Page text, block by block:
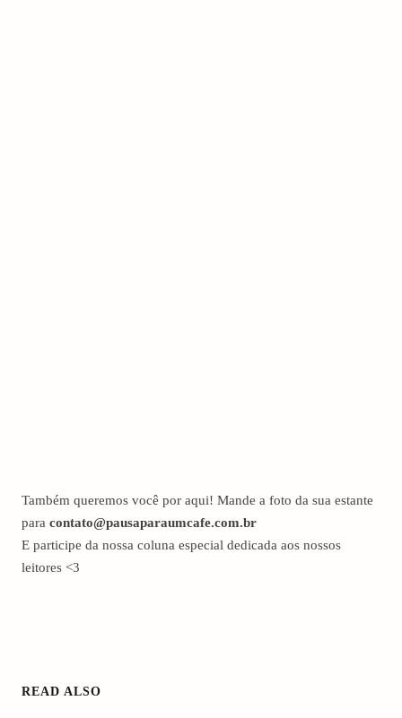
Também queremos você por aqui! Mande a foto da sua estante
para contato@pausaparaumcafe.com.br
E participe da nossa coluna especial dedicada aos nossos
leitores <3
READ ALSO